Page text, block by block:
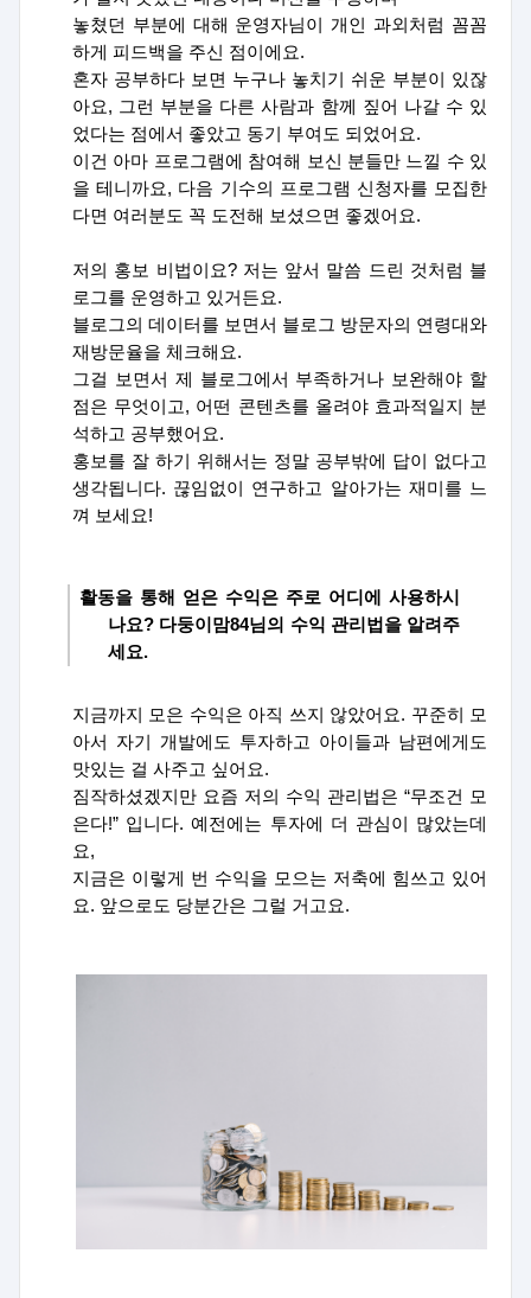
놓쳤던 부분에 대해 운영자님이 개인 과외처럼 꼼꼼
하게 피드백을 주신 점이에요.
혼자 공부하다 보면 누구나 놓치기 쉬운 부분이 있잖
아요, 그런 부분을 다른 사람과 함께 짚어 나갈 수 있
었다는 점에서 좋았고 동기 부여도 되었어요.
이건 아마 프로그램에 참여해 보신 분들만 느낄 수 있
을 테니까요, 다음 기수의 프로그램 신청자를 모집한
다면 여러분도 꼭 도전해 보셨으면 좋겠어요.
저의 홍보 비법이요? 저는 앞서 말씀 드린 것처럼 블
로그를 운영하고 있거든요.
블로그의 데이터를 보면서 블로그 방문자의 연령대와
재방문율을 체크해요.
그걸 보면서 제 블로그에서 부족하거나 보완해야 할
점은 무엇이고, 어떤 콘텐츠를 올려야 효과적일지 분
석하고 공부했어요.
홍보를 잘 하기 위해서는 정말 공부밖에 답이 없다고
생각됩니다. 끊임없이 연구하고 알아가는 재미를 느
껴 보세요!
활동을 통해 얻은 수익은 주로 어디에 사용하시
나요? 다둥이맘84님의 수익 관리법을 알려주
세요.
지금까지 모은 수익은 아직 쓰지 않았어요. 꾸준히 모
아서 자기 개발에도 투자하고 아이들과 남편에게도
맛있는 걸 사주고 싶어요.
짐작하셨겠지만 요즘 저의 수익 관리법은 “무조건 모
은다!” 입니다.예전에는 투자에 더 관심이 많았는데
요,
지금은 이렇게 번 수익을 모으는 저축에 힘쓰고 있어
요. 앞으로도 당분간은 그럴 거고요.